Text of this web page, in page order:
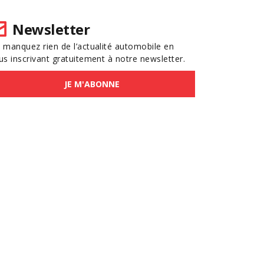
Newsletter
manquez rien de l’actualité automobile en
inscrivant gratuitement à notre newsletter.
JE M'ABONNE